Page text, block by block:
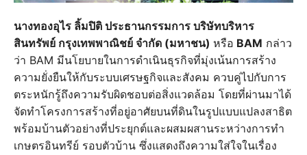
นางทองอุไร ลิ้มปิติ ประธานกรรมการ บริษัทบริหาร
สินทรัพย์ กรุงเทพพาณิชย์ จำกัด (มหาชน) หรือ BAM กล่าว
ว่า BAM มีนโยบายในการดำเนินธุรกิจที่มุ่งเน้นการสร้าง
ความยั่งยืนให้กับระบบเศรษฐกิจและสังคม ควบคู่ไปกับการ
ตระหนักรู้ถึงความรับผิดชอบต่อสิ่งแวดล้อม โดยที่ผ่านมาได้
จัดทำโครงการสร้างที่อยู่อาศัยบนที่ดินในรูปแบบแปลงสาธิต
พร้อมบ้านตัวอย่างที่ประยุกต์และผสมผสานระหว่างการทำ
เกษตรอินทรีย์ รอบตัวบ้าน ซึ่งแสดงถึงความใส่ใจในเรื่อง